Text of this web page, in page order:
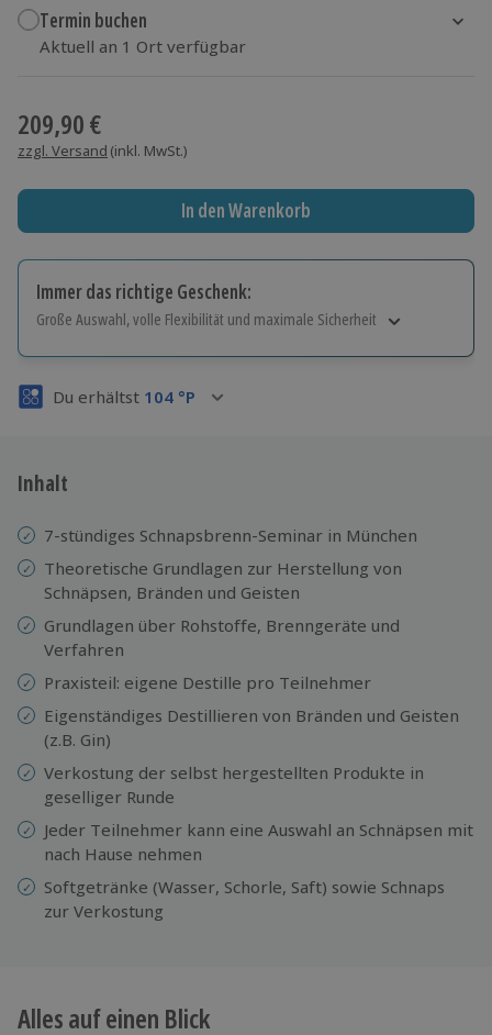
Termin buchen
Aktuell an 1 Ort verfügbar
209,90 €
zzgl. Versand (inkl. MwSt.)
In den Warenkorb
Immer das richtige Geschenk:
Große Auswahl, volle Flexibilität und maximale Sicherheit
Volle Flexibilität
3 Jahre gültig & verlängerbar.
Du erhältst 104 °P
Inhalt
7-stündiges Schnapsbrenn-Seminar in München
Theoretische Grundlagen zur Herstellung von
Schnäpsen, Bränden und Geisten
Grundlagen über Rohstoffe, Brenngeräte und
Verfahren
Praxisteil: eigene Destille pro Teilnehmer
Eigenständiges Destillieren von Bränden und Geisten
(z.B. Gin)
Verkostung der selbst hergestellten Produkte in
geselliger Runde
Jeder Teilnehmer kann eine Auswahl an Schnäpsen mit
nach Hause nehmen
Softgetränke (Wasser, Schorle, Saft) sowie Schnaps
zur Verkostung
Alles auf einen Blick